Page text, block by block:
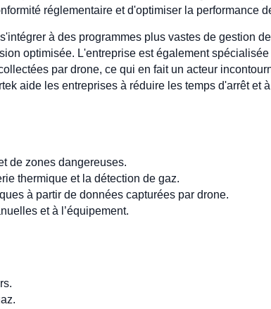
réglementaire et d'optimiser la performance
à des programmes plus vastes de gestion
optimisée. L'entreprise est également
par drone, ce qui en fait un acteur
aide les entreprises à réduire les temps d'arrêt et
de zones dangereuses.
thermique et la détection de gaz.
à partir de données capturées par drone.
et à l’équipement.